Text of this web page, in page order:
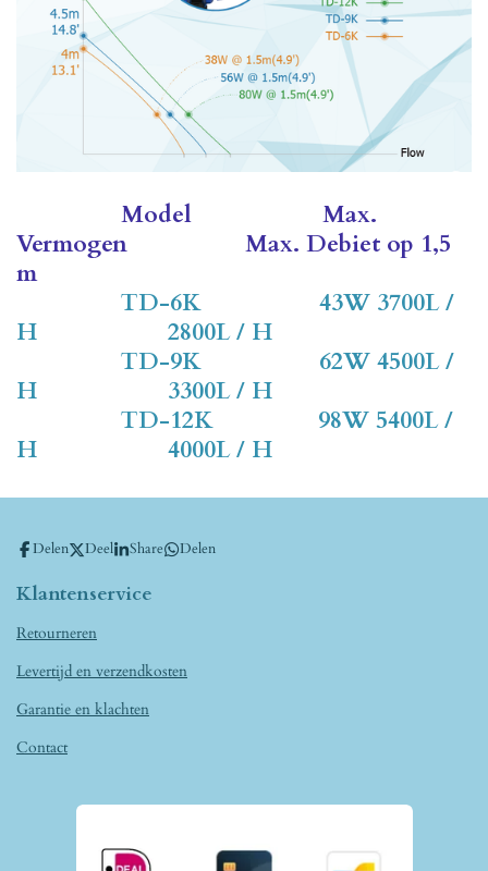
Model
Max.
Vermogen
Max. Debiet op 1,5
m
TD-6K 43W 3700L /
H 2800L / H
TD-9K 62W 4500L /
H 3300L / H
TD-12K 98W 5400L /
H 4000L / H
Delen Deel Share Delen
Klantenservice
Retourneren
Levertijd en verzendkosten
Garantie en klachten
Contact